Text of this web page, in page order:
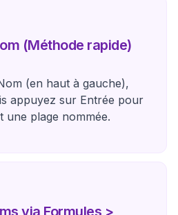
(Méthode rapide)
(en haut à gauche),
appuyez sur Entrée pour
une plage nommée.
via Formules >